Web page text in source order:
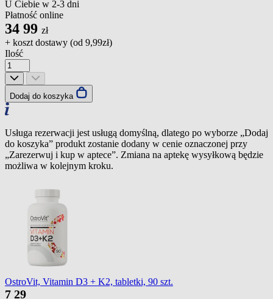
U Ciebie w 2-3 dni
Płatność online
34 99 zł
+ koszt dostawy (od 9,99zł)
Ilość
Dodaj do koszyka
Usługa rezerwacji jest usługą domyślną, dlatego po wyborze „Dodaj
do koszyka” produkt zostanie dodany w cenie oznaczonej przy
„Zarezerwuj i kup w aptece”. Zmiana na aptekę wysyłkową będzie
możliwa w kolejnym kroku.
OstroVit, Vitamin D3 + K2, tabletki, 90 szt.
7 29